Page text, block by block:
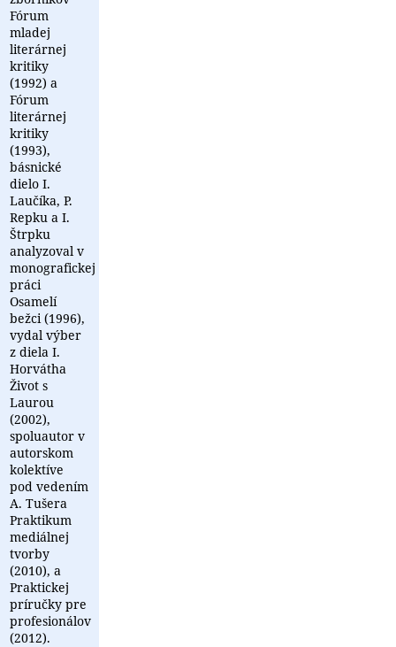
Fórum
mladej
literárnej
kritiky
(1992) a
Fórum
literárnej
kritiky
(1993),
básnické
dielo I.
Laučíka, P.
Repku a I.
Štrpku
analyzoval v
monografickej
práci
Osamelí
bežci (1996),
vydal výber
z diela I.
Horvátha
Život s
Laurou
(2002),
spoluautor v
autorskom
kolektíve
pod vedením
A. Tušera
Praktikum
mediálnej
tvorby
(2010), a
Praktickej
príručky pre
profesionálov
(2012).